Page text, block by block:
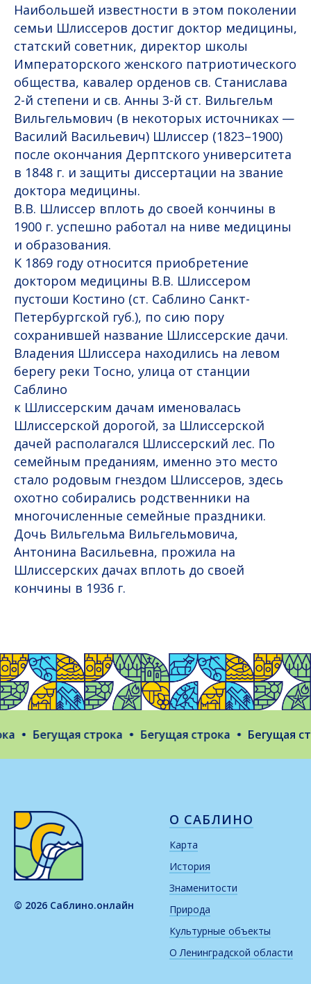
Наибольшей известности в этом поколении
семьи Шлиссеров достиг доктор медицины,
статский советник, директор школы
Императорского женского патриотического
общества, кавалер орденов св. Станислава
2-й степени и св. Анны 3-й ст. Вильгельм
Вильгельмович (в некоторых источниках —
Василий Васильевич) Шлиссер (1823–1900)
после окончания Дерптского университета
в 1848 г. и защиты диссертации на звание
доктора медицины.
В.В. Шлиссер вплоть до своей кончины в
1900 г. успешно работал на ниве медицины
и образования.
К 1869 году относится приобретение
доктором медицины В.В. Шлиссером
пустоши Костино (ст. Саблино Санкт-
Петербургской губ.), по сию пору
сохранившей название Шлиссерские дачи.
Владения Шлиссера находились на левом
берегу реки Тосно, улица от станции
Саблино
к Шлиссерским дачам именовалась
Шлиссерской дорогой, за Шлиссерской
дачей располагался Шлиссерский лес. По
семейным преданиям, именно это место
стало родовым гнездом Шлиссеров, здесь
охотно собирались родственники на
многочисленные семейные праздники.
Дочь Вильгельма Вильгельмовича,
Антонина Васильевна, прожила на
Шлиссерских дачах вплоть до своей
кончины в 1936 г.
Бегущая строка Бегущая строка Бегущая
© 2026 Саблино.онлайн
О САБЛИНО
Карта
История
Знаменитости
Природа
Культурные объекты
О Ленинградской области